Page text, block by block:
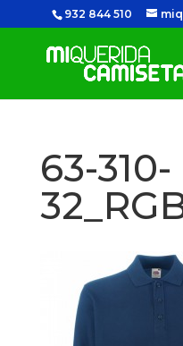
932 844 510
63-310-